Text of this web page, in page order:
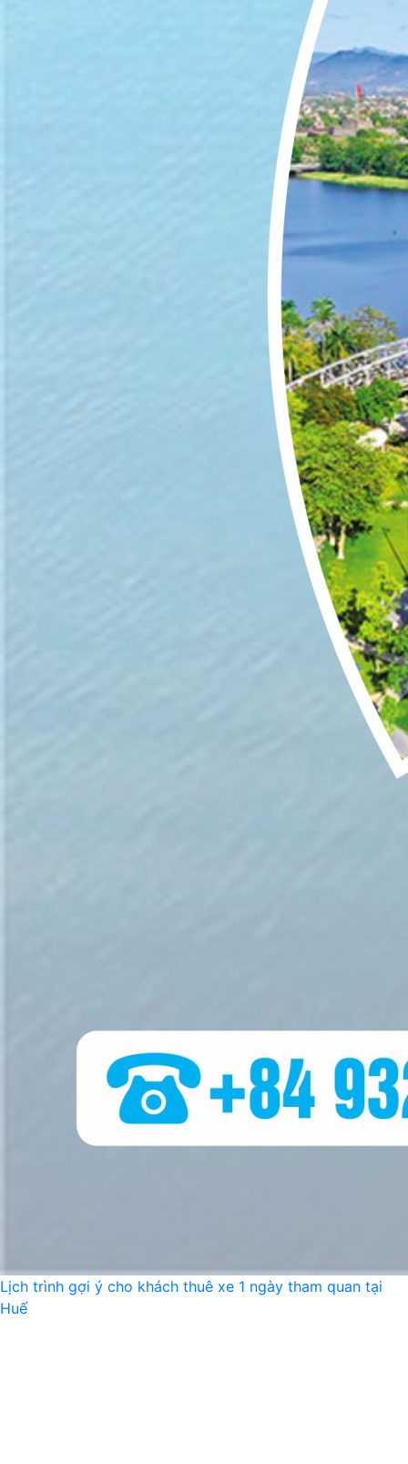
Lịch trình gợi ý cho khách thuê xe 1 ngày tham quan tại
Huế